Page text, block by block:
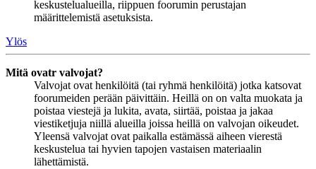
keskustelualueilla, riippuen foorumin perustajan
määrittelemistä asetuksista.
Ylös
Mitä ovatr valvojat?
Valvojat ovat henkilöitä (tai ryhmä henkilöitä) jotka katsovat
foorumeiden perään päivittäin. Heillä on on valta muokata ja
poistaa viestejä ja lukita, avata, siirtää, poistaa ja jakaa
viestiketjuja niillä alueilla joissa heillä on valvojan oikeudet.
Yleensä valvojat ovat paikalla estämässä aiheen vierestä
keskustelua tai hyvien tapojen vastaisen materiaalin
lähettämistä.